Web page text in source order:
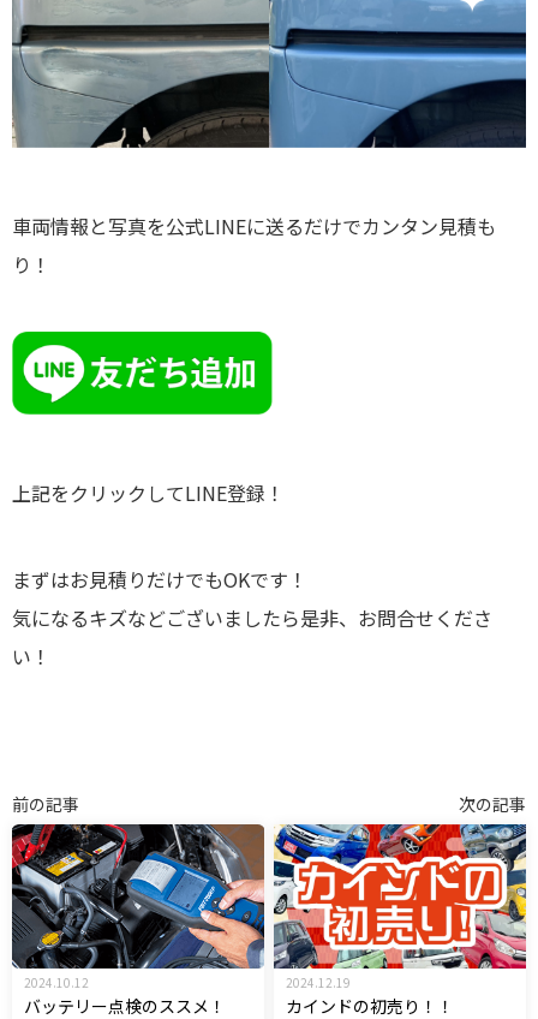
車両情報と写真を公式LINEに送るだけでカンタン見積も
り！
上記をクリックしてLINE登録！
まずはお見積りだけでもOKです！
気になるキズなどございましたら是非、お問合せくださ
い！
前の記事
2024.10.12
バッテリー点検のススメ！
次の記事
2024.12.19
カインドの初売り！！